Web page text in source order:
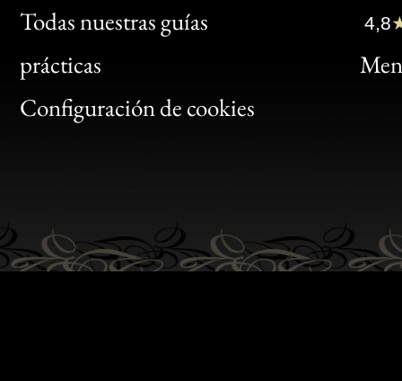
Todas nuestras guías
prácticas
Configuración de cookies
Clic
Bon
4,8